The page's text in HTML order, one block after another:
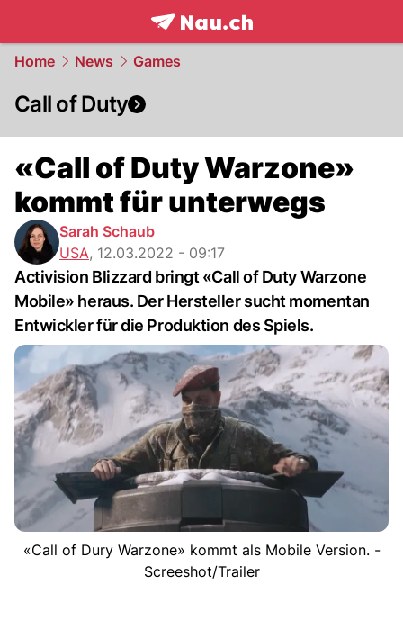
frontpage.NAU.ch
Home News Games
Call of Duty
«Call of Duty Warzone»
kommt für unterwegs
Sarah Schaub
USA, 12.03.2022 - 09:17
Activision Blizzard bringt «Call of Duty Warzone
Mobile» heraus. Der Hersteller sucht momentan
Entwickler für die Produktion des Spiels.
«Call of Dury Warzone» kommt als Mobile Version. -
Screeshot/Trailer